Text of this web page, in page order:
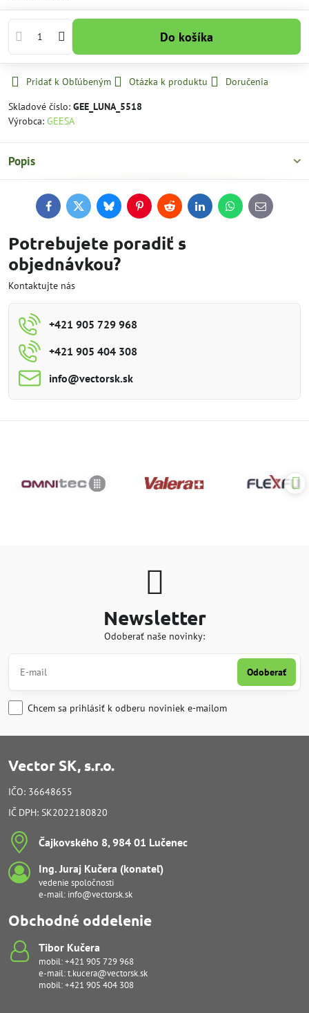
Do košíka
Pridať k Obľúbeným Otázka k produktu
Doručenia
Skladové číslo: GEE_LUNA_5518
Výrobca: GEESA
Popis
FacebookTwitterBlueskyPinterestReddit LinkedInWhatsApp
E-
mail
Potrebujete poradiť s
objednávkou?
Kontaktujte nás
+421 905 729 968
+421 905 404 308
info​@vectorsk​.sk
Newsletter
Odoberať naše novinky:
Odoberať
Chcem sa prihlásiť k odberu noviniek e-mailom
Vector SK, s.r.o.
IČO: 36648655
IČ DPH: SK2022180820
Čajkovského 8, 984 01 Lučenec
Ing​. Juraj Kučera (konateľ)
vedenie spoločnosti
e-mail: info@vectorsk.sk
Obchodné oddelenie
Tibor Kučera
mobil:+421 905 729 968
e-mail:t.kucera@vectorsk.sk
mobil:+421 905 404 308